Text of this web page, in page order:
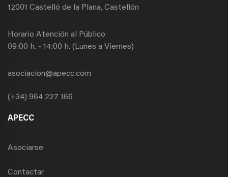
12001 Castelló de la Plana, Castellón
Horario Atención al Público
09:00 h. - 14:00 h. (Lunes a Viernes)
asociacion@apecc.com
(+34) 964 227 166
APECC
Asociarse
Contactar